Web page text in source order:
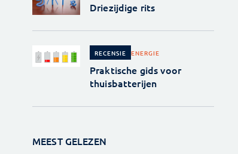
Driezijdige rits
RECENSIE ENERGIE
Praktische gids voor
thuisbatterijen
MEEST GELEZEN